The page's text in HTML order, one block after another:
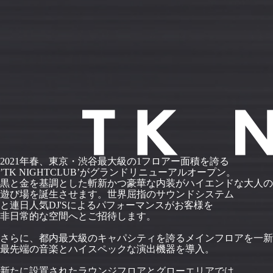
2021年春、東京・渋谷最大級の1フロアー面積を誇る
’TK NIGHTCLUB’がグランドリニューアルオープン。
黒と金を基調とした斬新かつ豪華な内装がハイエンドな大人の
遊び場を誕生させます。世界屈指のサウンドシステム
と連日人気DJ'Sによるパフォーマンスがお客様を
非日常的な空間へとご招待します。
さらに、都内最大級のキャパシティを誇るメインフロアを一
最先端の音楽とハイスペックな演出機器を導入。